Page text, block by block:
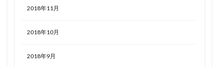
2018年11月
2018年10月
2018年9月